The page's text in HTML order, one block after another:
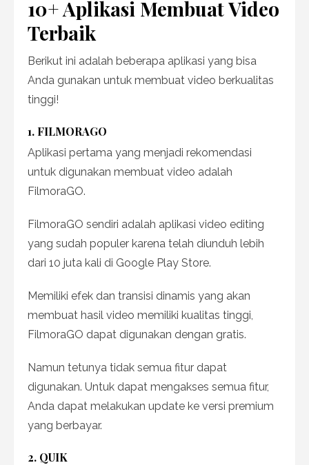
10+ Aplikasi Membuat Video
Terbaik
Berikut ini adalah beberapa aplikasi yang bisa
Anda gunakan untuk membuat video berkualitas
tinggi!
1. FILMORAGO
Aplikasi pertama yang menjadi rekomendasi
untuk digunakan membuat video adalah
FilmoraGO.
FilmoraGO sendiri adalah aplikasi video editing
yang sudah populer karena telah diunduh lebih
dari 10 juta kali di Google Play Store.
Memiliki efek dan transisi dinamis yang akan
membuat hasil video memiliki kualitas tinggi,
FilmoraGO dapat digunakan dengan gratis.
Namun tetunya tidak semua fitur dapat
digunakan. Untuk dapat mengakses semua fitur,
Anda dapat melakukan update ke versi premium
yang berbayar.
2. QUIK